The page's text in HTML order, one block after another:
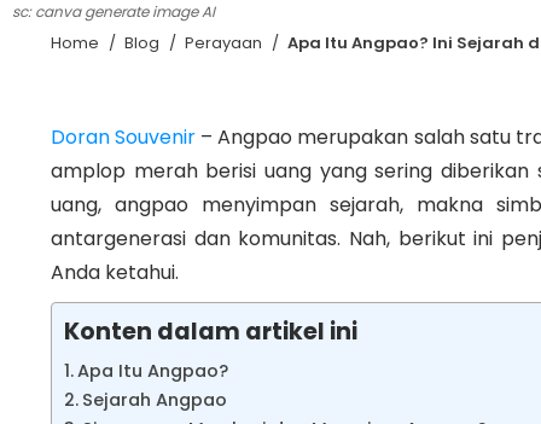
sc: canva generate image AI
Home / Blog / Perayaan / Apa Itu Angpao? Ini Sejarah
Doran Souvenir – Angpao merupakan salah satu
amplop merah berisi uang yang sering
uang, angpao menyimpan sejarah, makna
antargenerasi dan komunitas. Nah, berikut ini
Anda ketahui.
Konten dalam artikel ini
Apa Itu Angpao?
Sejarah Angpao